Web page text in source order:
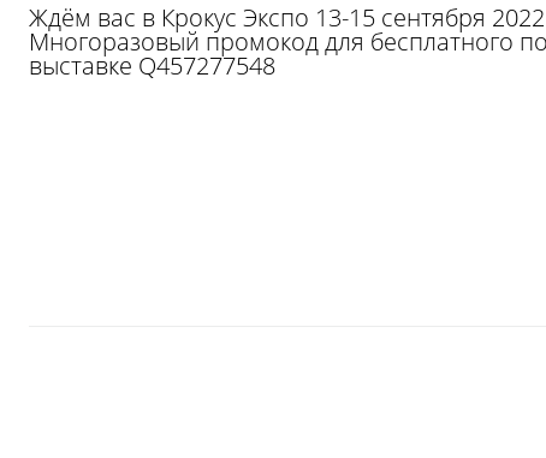
Ждём вас в Крокус Экспо 13-15 сентября
Многоразовый промокод для бесплатного
выставке Q457277548